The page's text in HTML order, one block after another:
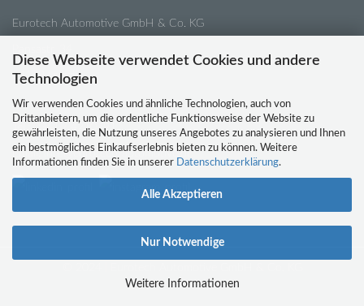
Diese Webseite verwendet Cookies und andere
Technologien
Wir verwenden Cookies und ähnliche Technologien, auch von
Drittanbietern, um die ordentliche Funktionsweise der Website zu
gewährleisten, die Nutzung unseres Angebotes zu analysieren und Ihnen
ein bestmögliches Einkaufserlebnis bieten zu können. Weitere
Informationen finden Sie in unserer
Datenschutzerklärung.
Alle Akzeptieren
Nur Notwendige
Weitere Informationen
Eurotech Automotive GmbH & Co. KG
04179 Leipzig
Tel.:0341 / 4210791
Email:info@eurotech-automotive.de